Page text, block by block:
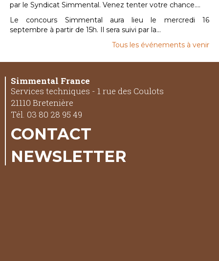
par le Syndicat Simmental. Venez tenter votre chance....
Le concours Simmental aura lieu le mercredi 16
septembre à partir de 15h. Il sera suivi par la...
Tous les événements à venir
Simmental France
Services techniques - 1 rue des Coulots
21110 Bretenière
Tél. 03 80 28 95 49
CONTACT
NEWSLETTER